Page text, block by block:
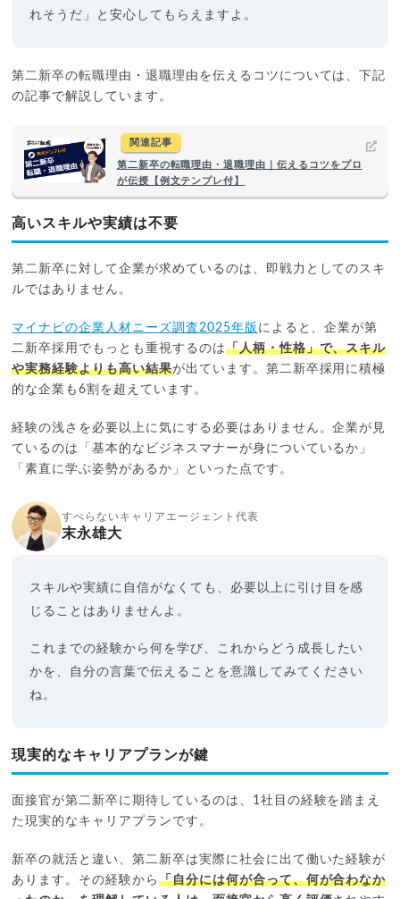
れそうだ」と安心してもらえますよ。
第二新卒の転職理由・退職理由を伝えるコツについては、下記
の記事で解説しています。
関連記事
第二新卒の転職理由・退職理由｜伝えるコツをプロ
が伝授【例文テンプレ付】
高いスキルや実績は不要
第二新卒に対して企業が求めているのは、即戦力としてのスキ
ルではありません。
マイナビの企業人材ニーズ調査2025年版 によると、企業が第
二新卒採用でもっとも重視するのは「人柄・性格」で、スキル
や実務経験よりも高い結果が出ています。第二新卒採用に積極
的な企業も6割を超えています。
経験の浅さを必要以上に気にする必要はありません。企業が見
ているのは「基本的なビジネスマナーが身についているか」
「素直に学ぶ姿勢があるか」といった点です。
すべらないキャリアエージェント代表
末永雄大
スキルや実績に自信がなくても、必要以上に引け目を感
じることはありませんよ。
これまでの経験から何を学び、これからどう成長したい
かを、自分の言葉で伝えることを意識してみてください
ね。
現実的なキャリアプランが鍵
面接官が第二新卒に期待しているのは、1社目の経験を踏まえ
た現実的なキャリアプランです。
新卒の就活と違い、第二新卒は実際に社会に出て働いた経験が
あります。その経験から 「自分には何が合って、何が合わなか